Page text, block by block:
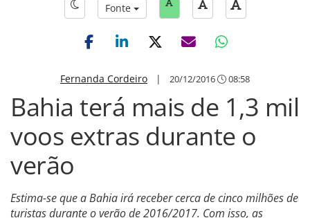
Fonte
Fernanda Cordeiro | 20/12/2016 08:58
Bahia terá mais de 1,3 mil
voos extras durante o
verão
Estima-se que a Bahia irá receber cerca de cinco milhões de
turistas durante o verão de 2016/2017. Com isso, as